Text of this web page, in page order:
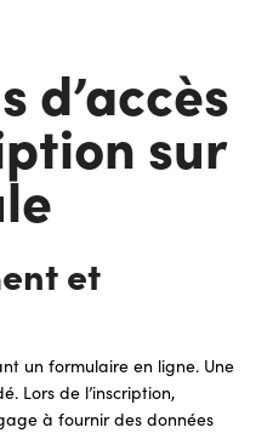
d’accès
sur
et
un formulaire en ligne. Une
Lors de l’inscription,
à fournir des données